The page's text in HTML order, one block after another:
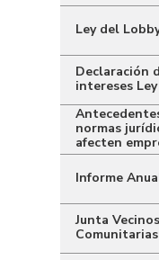
Ley del
Declaración
intereses Ley
normas
afecten
Informe
Junta